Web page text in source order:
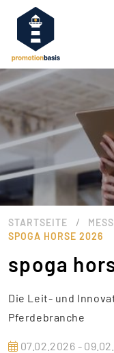
STARTSEITE /
SPOGA HORSE 2026
spoga
Die Leit- und
Pferdebranche
07.02.2026 -